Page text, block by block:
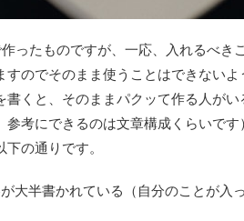
ったものですが、一応、入れるべき
すのでそのまま使うことはできない
書くと、そのままパクッて作る人が
考にできるのは文章構成くらいです）
の通りです。
大半書かれている（自分のことが入